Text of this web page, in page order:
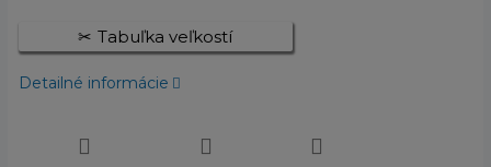
Tabuľka veľkostí
Detailné informácie